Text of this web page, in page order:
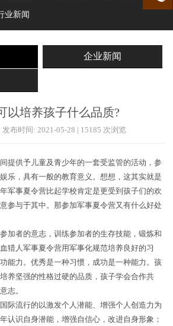
业新闻
企业新闻
以培养孩子什么品质?
布时间: 2021-05-28 | 15185 次浏览
供予儿童及青少年的一套受监管的活动，参
乐，具有一般的教育意义。想想，这其实就是
军事夏令营比起学校肯定是更受到孩子们的欢
参与于其中。那参加军事夏令营又有什么好处
者的意志，训练参加者的生存技能，锻炼和
猎人军事夏令营用军事化规范培养良好的习
能力。优秀是一种习惯，成功是一种能力。孩
养坚强的性格过硬的品质，孩子学会合作共
志。
流行的以激发个人潜能、增强个人创造力为
认识自身潜能，增强自信心，改进自身形象；